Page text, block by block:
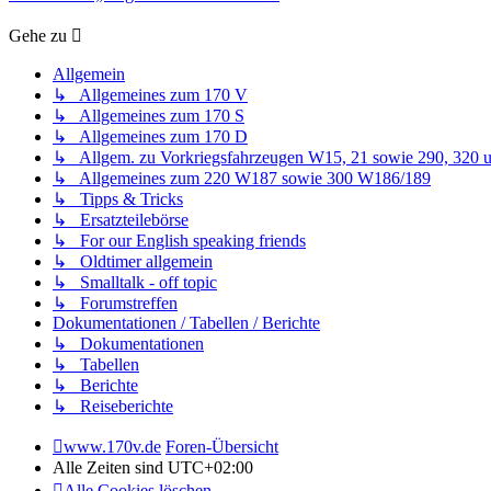
Gehe zu
Allgemein
↳ Allgemeines zum 170 V
↳ Allgemeines zum 170 S
↳ Allgemeines zum 170 D
↳ Allgem. zu Vorkriegsfahrzeugen W15, 21 sowie 290, 320
↳ Allgemeines zum 220 W187 sowie 300 W186/189
↳ Tipps & Tricks
↳ Ersatzteilebörse
↳ For our English speaking friends
↳ Oldtimer allgemein
↳ Smalltalk - off topic
↳ Forumstreffen
Dokumentationen / Tabellen / Berichte
↳ Dokumentationen
↳ Tabellen
↳ Berichte
↳ Reiseberichte
www.170v.de Foren-Übersicht
Alle Zeiten sind UTC+02:00